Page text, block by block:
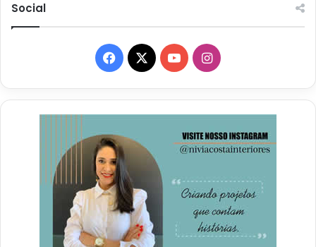
Social
Facebook
X YouTubeInstagram